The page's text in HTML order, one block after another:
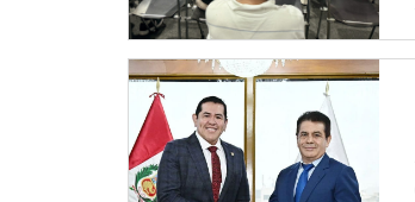
Lima, 15 de mayo de 2024
DESPACHO CONGRESAL